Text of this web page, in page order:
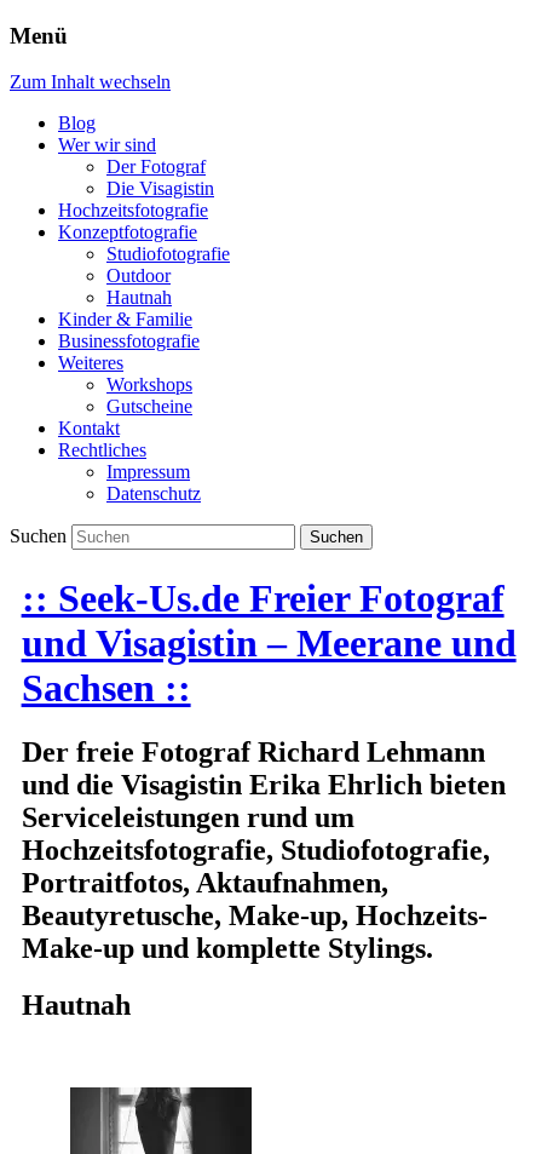
Menü
Zum Inhalt wechseln
Blog
Wer wir sind
Der Fotograf
Die Visagistin
Hochzeitsfotografie
Konzeptfotografie
Studiofotografie
Outdoor
Hautnah
Kinder & Familie
Businessfotografie
Weiteres
Workshops
Gutscheine
Kontakt
Rechtliches
Impressum
Datenschutz
Suchen
:: Seek-Us.de Freier Fotograf
und Visagistin – Meerane und
Sachsen ::
Der freie Fotograf Richard Lehmann
und die Visagistin Erika Ehrlich bieten
Serviceleistungen rund um
Hochzeitsfotografie, Studiofotografie,
Portraitfotos, Aktaufnahmen,
Beautyretusche, Make-up, Hochzeits-
Make-up und komplette Stylings.
Hautnah